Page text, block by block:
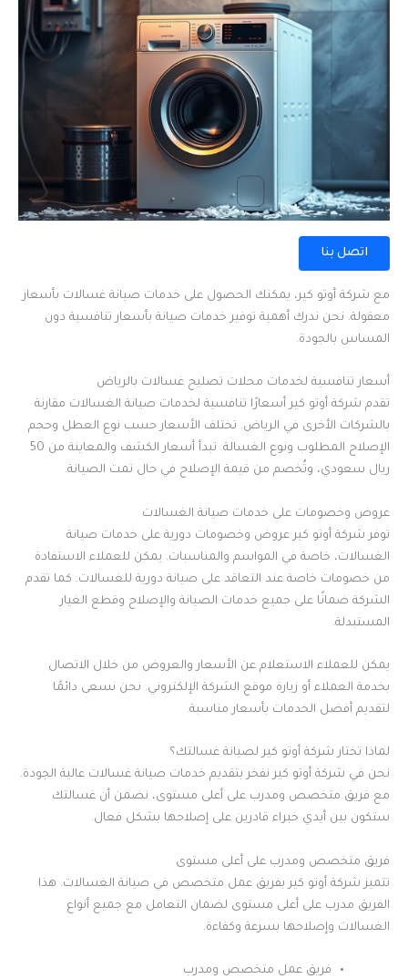
اتصل بنا
مع شركة أوتو كير، يمكنك الحصول على خدمات صيانة غسالات بأسعار
معقولة. نحن ندرك أهمية توفير خدمات صيانة بأسعار تنافسية دون
المساس بالجودة.
أسعار تنافسية لخدمات محلات تصليح غسالات بالرياض
تقدم شركة أوتو كير أسعارًا تنافسية لخدمات صيانة الغسالات مقارنة
بالشركات الأخرى في الرياض. تختلف الأسعار حسب نوع العطل وحجم
الإصلاح المطلوب ونوع الغسالة. تبدأ أسعار الكشف والمعاينة من 50
ريال سعودي، وتُخصم من قيمة الإصلاح في حال تمت الصيانة.
عروض وخصومات على خدمات صيانة الغسالات
توفر شركة أوتو كير عروض وخصومات دورية على خدمات صيانة
الغسالات، خاصة في المواسم والمناسبات. يمكن للعملاء الاستفادة
من خصومات خاصة عند التعاقد على صيانة دورية للغسالات. كما تقدم
الشركة ضمانًا على جميع خدمات الصيانة والإصلاح وقطع الغيار
المستبدلة.
يمكن للعملاء الاستعلام عن الأسعار والعروض من خلال الاتصال
بخدمة العملاء أو زيارة موقع الشركة الإلكتروني. نحن نسعى دائمًا
لتقديم أفضل الخدمات بأسعار مناسبة.
لماذا تختار شركة أوتو كير لصيانة غسالتك؟
نحن في شركة أوتو كير نفخر بتقديم خدمات صيانة غسالات عالية الجودة.
مع فريق متخصص ومدرب على أعلى مستوى، نضمن أن غسالتك
ستكون بين أيدي خبراء قادرين على إصلاحها بشكل فعال.
فريق متخصص ومدرب على أعلى مستوى
تتميز شركة أوتو كير بفريق عمل متخصص في صيانة الغسالات. هذا
الفريق مدرب على أعلى مستوى لضمان التعامل مع جميع أنواع
الغسالات وإصلاحها بسرعة وكفاءة.
فريق عمل متخصص ومدرب